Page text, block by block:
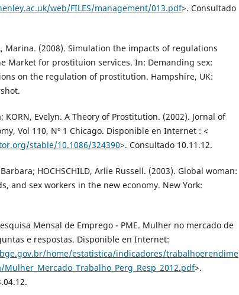
web/FILES/management/013.pdf>. Consultado
Marina. (2008). Simulation the impacts of regulations
Market for prostituion services. In: Demanding sex:
on the regulation of prostitution. Hampshire, UK:
KORN, Evelyn. A Theory of Prostitution. (2002). Jornal of
Vol 110, Nº 1 Chicago. Disponible en Internet : <
stable/10.1086/324390>. Consultado 10.11.12.
Barbara; HOCHSCHILD, Arlie Russell. (2003). Global woman:
and sex workers in the new economy. New York:
Mensal de Emprego - PME. Mulher no mercado de
e respostas. Disponible en Internet:
home/estatistica/indicadores/trabalhoerendime
>.